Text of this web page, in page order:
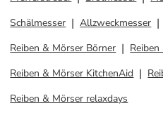
Schälmesser
Allzweckmesser
Reiben & Mörser Börner
Reiben & Mörser KitchenAid
Reiben & Mörser relaxdays